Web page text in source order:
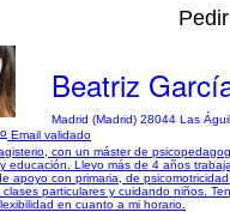
Beatriz
Madrid (Madrid) 28044 Las
Email validado
con un máster de
educación. Llevo más de 4 años
apoyo con primaria, de
particulares y cuidando niños.
en cuanto a mi horario.